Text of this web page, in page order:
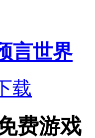
言世界
载
费游戏